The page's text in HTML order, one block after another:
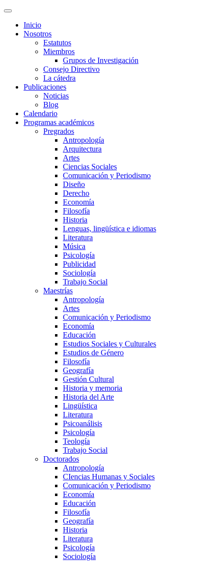
Inicio
Nosotros
Estatutos
Miembros
Grupos de Investigación
Consejo Directivo
La cátedra
Publicaciones
Noticias
Blog
Calendario
Programas académicos
Pregrados
Antropología
Arquitectura
Artes
Ciencias Sociales
Comunicación y Periodismo
Diseño
Derecho
Economía
Filosofía
Historia
Lenguas, lingüística e idiomas
Literatura
Música
Psicología
Publicidad
Sociología
Trabajo Social
Maestrías
Antropología
Artes
Comunicación y Periodismo
Economía
Educación
Estudios Sociales y Culturales
Estudios de Género
Filosofía
Geografía
Gestión Cultural
Historia y memoria
Historia del Arte
Lingüística
Literatura
Psicoanálisis
Psicología
Teología
Trabajo Social
Doctorados
Antropología
CIencias Humanas y Sociales
Comunicación y Periodismo
Economía
Educación
Filosofía
Geografía
Historia
Literatura
Psicología
Sociología